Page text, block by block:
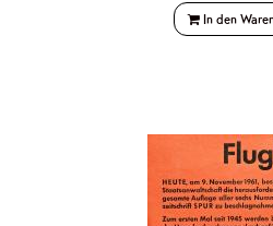
In den